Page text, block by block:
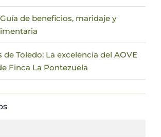
de beneficios, maridaje y
de Toledo: La excelencia del AOVE
Finca La Pontezuela